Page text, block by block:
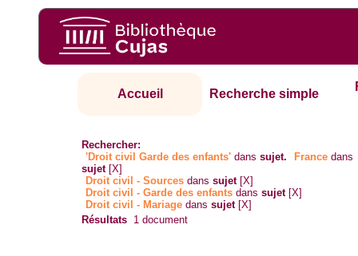
Accueil Recherche simple
Rechercher:
'Droit civil Garde des enfants' danssujet. France dans
sujet [X]
Droit civil - Sources danssujet [X]
Droit civil - Garde des enfants danssujet [X]
Droit civil - Mariage danssujet [X]
Résultats 1 document